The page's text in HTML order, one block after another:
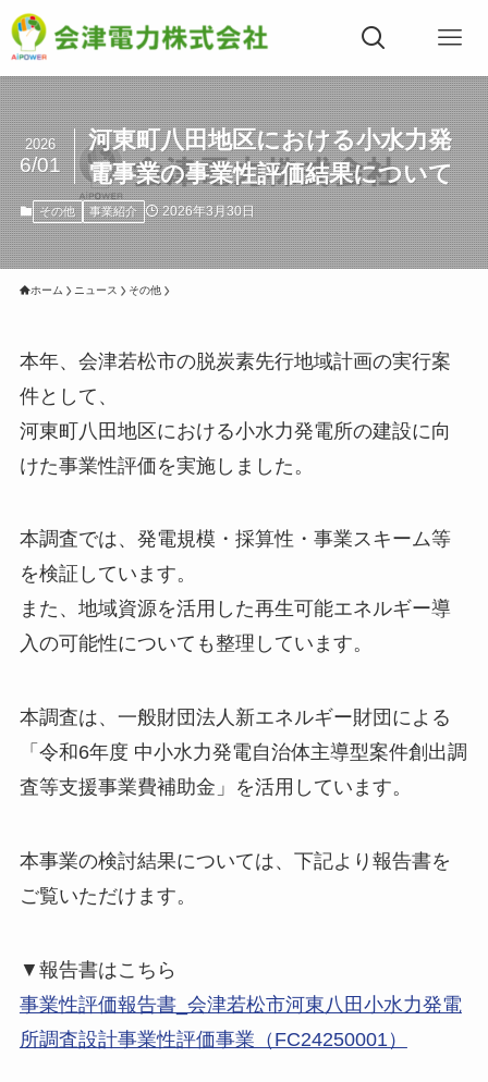
河東町八田地区における小水力発
電事業の事業性評価結果について
2026
6/01
その他 事業紹介 2026年3月30日
ホーム ニュース その他
本年、会津若松市の脱炭素先行地域計画の実行案
件として、
河東町八田地区における小水力発電所の建設に向
けた事業性評価を実施しました。
本調査では、発電規模・採算性・事業スキーム等
を検証しています。
また、地域資源を活用した再生可能エネルギー導
入の可能性についても整理しています。
本調査は、一般財団法人新エネルギー財団による
「令和6年度 中小水力発電自治体主導型案件創出調
査等支援事業費補助金」を活用しています。
本事業の検討結果については、下記より報告書を
ご覧いただけます。
▼報告書はこちら
事業性評価報告書_会津若松市河東八田小水力発電
所調査設計事業性評価事業（FC24250001）